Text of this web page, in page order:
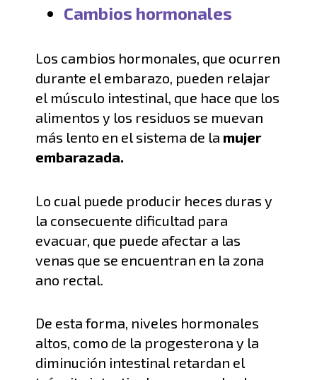
Cambios hormonales
Los cambios hormonales, que ocurren
durante el embarazo, pueden relajar
el músculo intestinal, que hace que los
alimentos y los residuos se muevan
más lento en el sistema de la mujer
embarazada.
Lo cual puede producir heces duras y
la consecuente dificultad para
evacuar, que puede afectar a las
venas que se encuentran en la zona
ano rectal.
De esta forma, niveles hormonales
altos, como de la progesterona y la
diminución intestinal retardan el